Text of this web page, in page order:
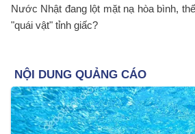
Nước Nhật đang lột mặt nạ hòa bình,
"quái vật" tỉnh giấc?